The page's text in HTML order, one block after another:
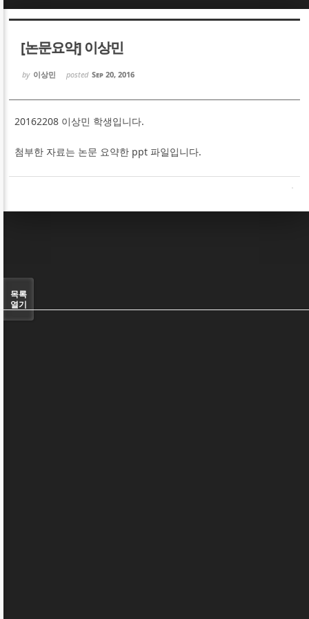
[논문요약] 이상민
by 이상민 posted Sep 20, 2016
20162208 이상민 학생입니다.
첨부한 자료는 논문 요약한 ppt 파일입니다.
목록
열기
Sketchbook5, 스케치북5
Sketchbook5, 스케치북5
Sketchbook5, 스케치북5
Sketchbook5, 스케치북5